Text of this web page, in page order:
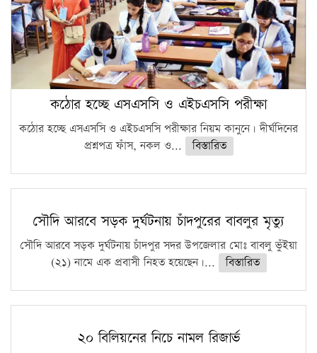
কঠোর হচ্ছে এসএসসি ও এইচএসসি পরীক্ষা
কঠোর হচ্ছে এসএসসি ও এইচএসসি পরীক্ষার নিয়ম কানুনে। দীর্ঘদিনের
প্রশ্নপত্র ফাঁস, নকল ও...
বিস্তারিত
সৌদি আরবে সড়ক দুর্ঘটনায় চাঁদপুরের বাবলুর মৃত্যু
সৌদি আরবে সড়ক দুর্ঘটনায় চাঁদপুর সদর উপজেলার মোঃ বাবলু ভুঁইয়া
(২১) নামে এক প্রবাসী নিহত হয়েছেন।...
বিস্তারিত
২০ বিলিয়নের নিচে নামল রিজার্ভ